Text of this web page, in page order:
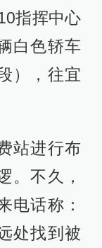
指挥中心
白色轿车
），往宜
站进行布
。不久，
电话称：
处找到被